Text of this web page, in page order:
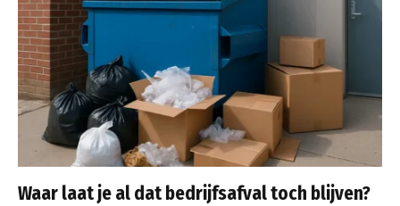
Waar laat je al dat bedrijfsafval toch blijven?